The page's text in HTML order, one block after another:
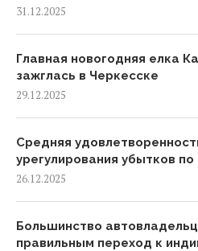
31.12.2025
Главная новогодняя елка
зажглась в Черкесске
29.12.2025
Средняя
урегулирования убытков
26.12.2025
Большинство
правильным переход к